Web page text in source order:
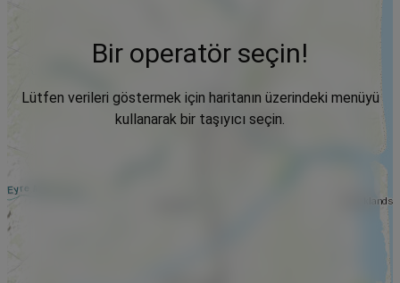
Bir operatör seçin!
Lütfen verileri göstermek için haritanın üzerindeki menüyü
kullanarak bir taşıyıcı seçin.